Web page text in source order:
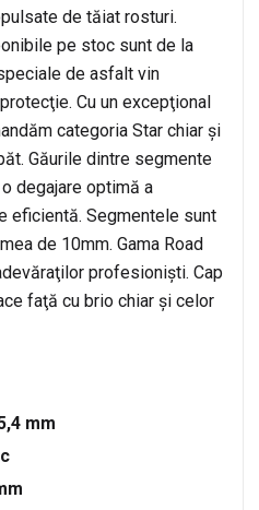
de tăiat rosturi.
pe stoc sunt de la
de asfalt vin
Cu un excepţional
categoria Star chiar şi
Găurile dintre segmente
degajare optimă a
eficientă. Segmentele sunt
de 10mm. Gama Road
profesionişti. Cap
faţă cu brio chiar şi celor
mm